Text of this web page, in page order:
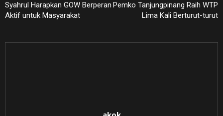
Syahrul Harapkan GOW Berperan
Aktif untuk Masyarakat
Pemko Tanjungpinang Raih WTP
Lima Kali Berturut-turut